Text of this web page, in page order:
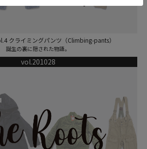
クライミングパンツ（Climbing-pants）
誕生の裏に隠された物語。
vol.201028